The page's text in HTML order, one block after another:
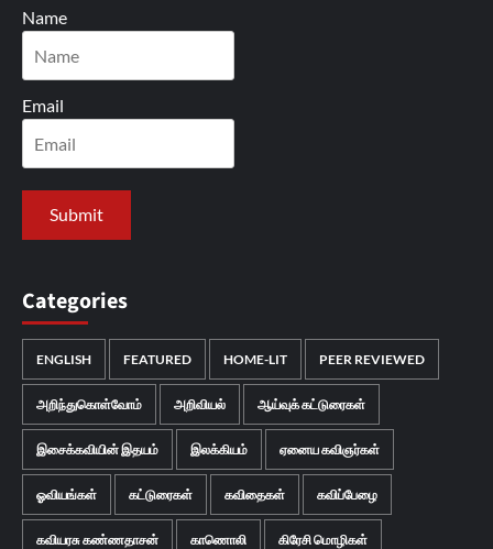
Name
Email
Categories
ENGLISH FEATURED HOME-LIT PEER REVIEWED
அறிந்துகொள்வோம் அறிவியல் ஆய்வுக் கட்டுரைகள்
இசைக்கவியின் இதயம் இலக்கியம் ஏனைய கவிஞர்கள்
ஓவியங்கள் கட்டுரைகள் கவிதைகள் கவிப்பேழை
கவியரசு கண்ணதாசன் காணொலி கிரேசி மொழிகள்